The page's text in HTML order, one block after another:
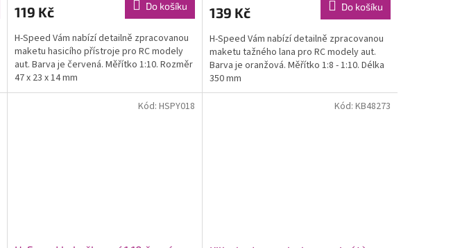
119 Kč Do košíku
H-Speed Vám nabízí detailně zpracovanou
maketu hasicího přístroje pro RC modely
aut. Barva je červená. Měřítko 1:10. Rozměr
47 x 23 x 14 mm
139 Kč Do košíku
H-Speed Vám nabízí detailně zpracovanou
maketu tažného lana pro RC modely aut.
Barva je oranžová. Měřítko 1:8 - 1:10. Délka
350 mm
Kód: HSPY018 Kód: KB48273